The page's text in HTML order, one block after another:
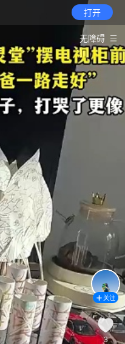
打开
无障碍
关注
3